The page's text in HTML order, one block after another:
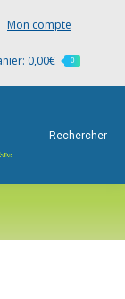
Mon compte
0,00€ 0
Rechercher